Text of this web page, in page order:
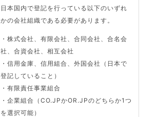
日本国内で登記を行っている以下のいずれ
かの会社組織である必要があります。
・株式会社、有限会社、合同会社、合名会
社、合資会社、相互会社
・信用金庫、信用組合、外国会社（日本で
登記していること）
・有限責任事業組合
・企業組合（CO.JPかOR.JPのどちらか1つ
を選択可能）